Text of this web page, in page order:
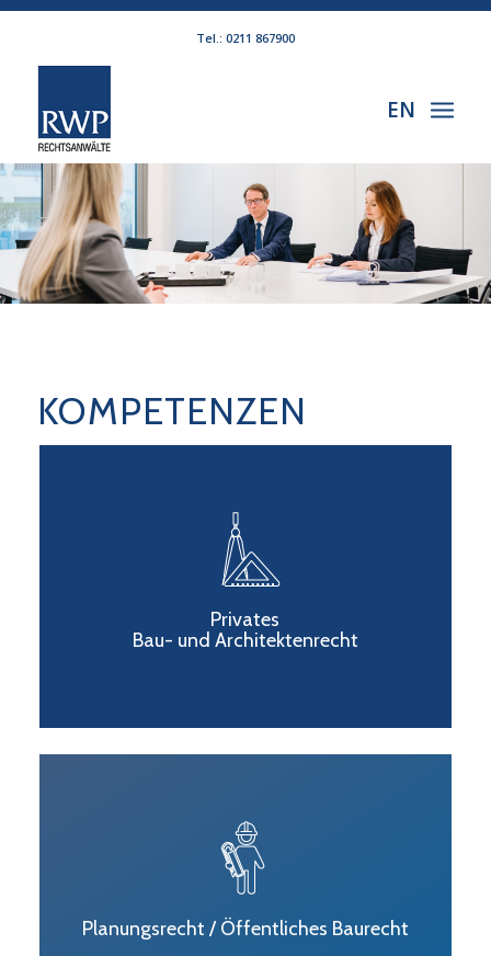
Tel.: 0211 867900
EN
KOMPETENZEN
Privates
Bau- und Architektenrecht
Planungsrecht / Öffentliches Baurecht